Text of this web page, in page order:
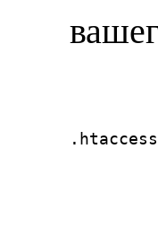
.htaccess